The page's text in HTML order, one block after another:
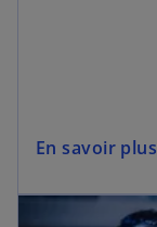
En savoir plus